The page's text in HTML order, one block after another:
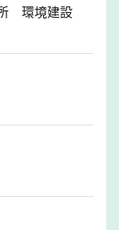
所 環境建設